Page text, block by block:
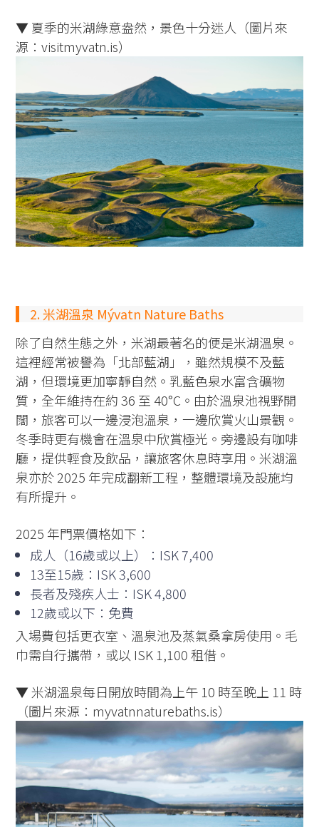
▼ 夏季的米湖綠意盎然，景色十分迷人（圖片來
源：visitmyvatn.is）
2. 米湖溫泉 Mývatn Nature Baths
除了自然生態之外，米湖最著名的便是米湖溫泉。
這裡經常被譽為「北部藍湖」，雖然規模不及藍
湖，但環境更加寧靜自然。乳藍色泉水富含礦物
質，全年維持在約 36 至 40°C。由於溫泉池視野開
闊，旅客可以一邊浸泡溫泉，一邊欣賞火山景觀。
冬季時更有機會在溫泉中欣賞極光。旁邊設有咖啡
廳，提供輕食及飲品，讓旅客休息時享用。米湖溫
泉亦於 2025 年完成翻新工程，整體環境及設施均
有所提升。
2025 年門票價格如下：
成人（16歲或以上）：ISK 7,400
13至15歲：ISK 3,600
長者及殘疾人士：ISK 4,800
12歲或以下：免費
入場費包括更衣室、溫泉池及蒸氣桑拿房使用。毛
巾需自行攜帶，或以 ISK 1,100 租借。
▼ 米湖溫泉每日開放時間為上午 10 時至晚上 11 時
（圖片來源：myvatnnaturebaths.is）